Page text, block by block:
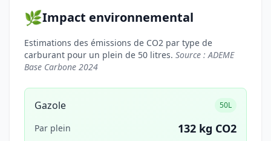
🌿Impact environnemental
Estimations des émissions de CO2 par type de
carburant pour un plein de 50 litres. Source : ADEME
Base Carbone 2024
Gazole 50L
Par plein 132 kg CO2